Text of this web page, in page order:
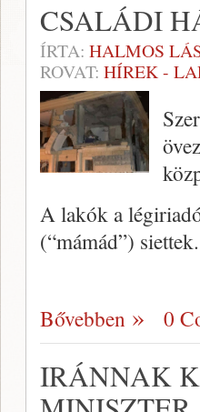
CSALÁDI
ÍRTA: HALMOS
ROVAT: HÍREK -
A lakók a
(“mámád”)
Bővebben 0
IRÁNNAK